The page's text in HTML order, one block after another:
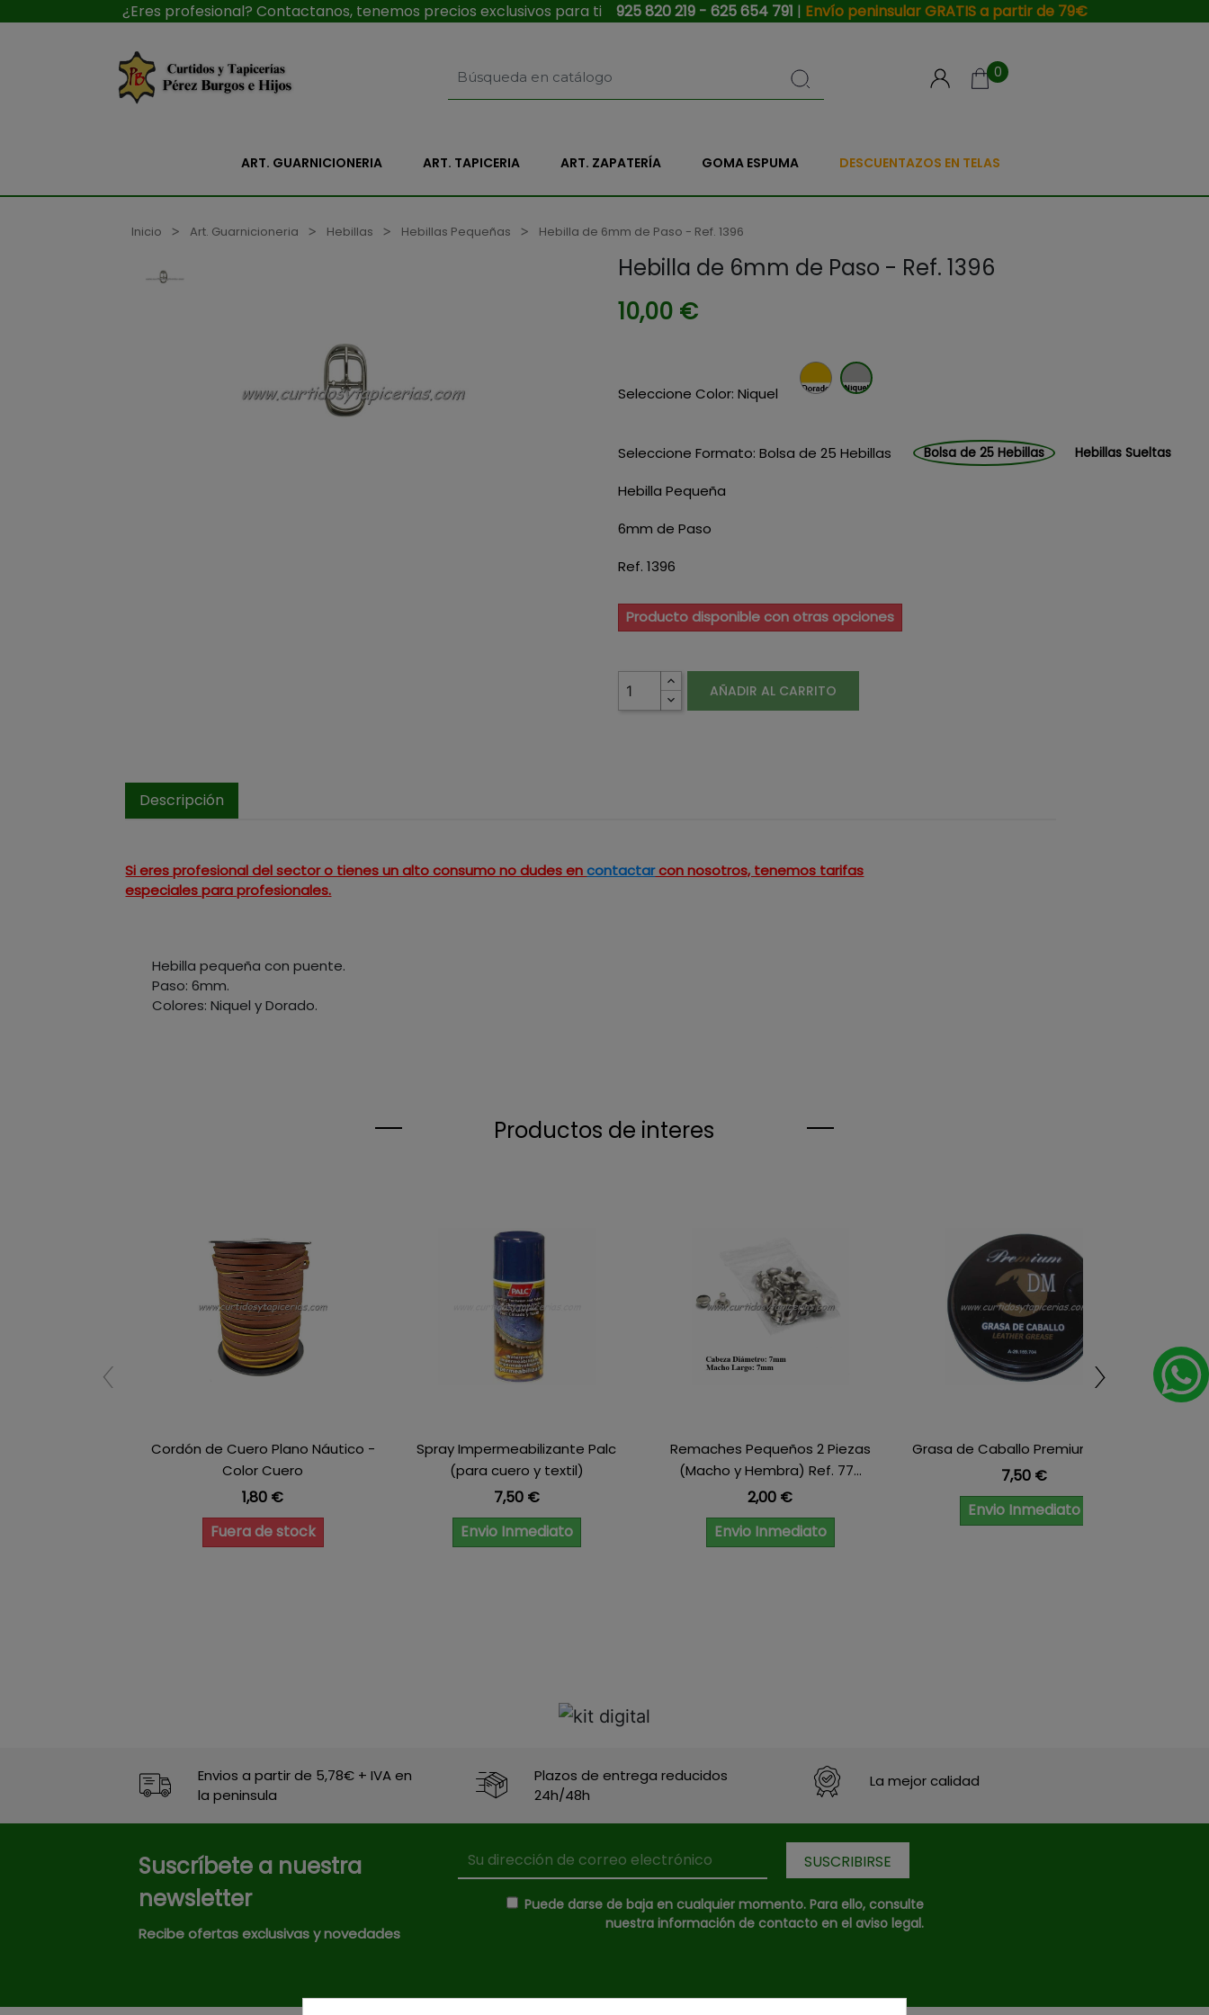
¿Eres profesional? Contactanos, tenemos precios exclusivos para ti 925 820 219 - 625 654 791 | Envío peninsular GRATIS a partir de 79€
0
ART. GUARNICIONERIA ART. TAPICERIA ART. ZAPATERÍA GOMA ESPUMA DESCUENTAZOS EN TELAS
Inicio Art. Guarnicioneria Hebillas Hebillas Pequeñas Hebilla de 6mm de Paso - Ref. 1396
Hebilla de 6mm de Paso - Ref. 1396
10,00 €
Seleccione Color: Niquel Dorado
Niquel
Seleccione Formato: Bolsa de 25 Hebillas Bolsa de 25 Hebillas Hebillas Sueltas
Hebilla Pequeña
6mm de Paso
Ref. 1396
Producto disponible con otras opciones
AÑADIR AL CARRITO
Descripción
Si eres profesional del sector o tienes un alto consumo no dudes encontactarcon nosotros, tenemos tarifas
especiales para profesionales.
Hebilla pequeña con puente.
Paso: 6mm.
Colores: Niquel y Dorado.
Productos de interes
Cordón de Cuero Plano Náutico -
Color Cuero
Precio
1,80 €
Fuera de stock
Spray Impermeabilizante Palc
(para cuero y textil)
Precio
7,50 €
Envio Inmediato
Remaches Pequeños 2 Piezas
(Macho y Hembra) Ref. 77...
Precio
2,00 €
Envio Inmediato
Grasa de Caballo Premium 200ml
Precio
7,50 €
Envio Inmediato
Envios a partir de 5,78€ + IVA en
la peninsula
Plazos de entrega reducidos
24h/48h
La mejor calidad
Suscríbete a nuestra
newsletter
Recibe ofertas exclusivas y novedades
Puede darse de baja en cualquier momento. Para ello, consulte
nuestra información de contacto en el aviso legal.